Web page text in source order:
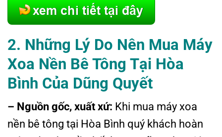
2. Những Lý Do Nên Mua Máy
Xoa Nền Bê Tông Tại Hòa
Bình Của Dũng Quyết
– Nguồn gốc, xuất xứ: Khi mua máy xoa
nền bê tông tại Hòa Bình quý khách hoàn